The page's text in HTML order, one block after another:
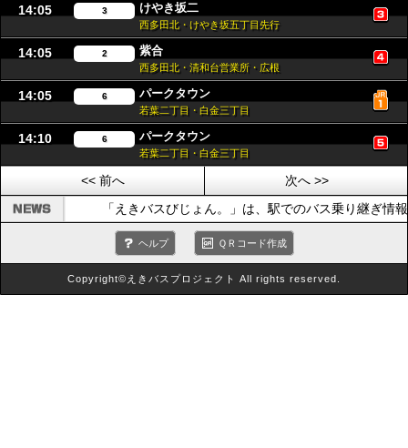
14:05 3 けやき坂二
西多田北・けやき坂五丁目先行
14:05 2 紫合
西多田北・清和台営業所・広根
14:05 6 パークタウン
若葉二丁目・白金三丁目
14:10 6 パークタウン
若葉二丁目・白金三丁目
<< 前へ
次へ >>
「えきバスびじょん。」は、駅でのバス乗り継ぎ情
ヘルプ ＱＲコード作成
Copyright©えきバスプロジェクト All rights reserved.